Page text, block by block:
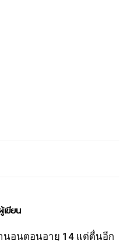
เขียน
นอนตอนอายุ 14 แต่ตื่นอีก